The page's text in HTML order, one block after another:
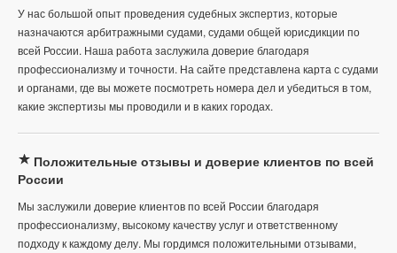
У нас большой опыт проведения судебных экспертиз, которые
назначаются арбитражными судами, судами общей юрисдикции по
всей России. Наша работа заслужила доверие благодаря
профессионализму и точности. На сайте представлена карта с судами
и органами, где вы можете посмотреть номера дел и убедиться в том,
какие экспертизы мы проводили и в каких городах.
Положительные отзывы и доверие клиентов по всей
России
Мы заслужили доверие клиентов по всей России благодаря
профессионализму, высокому качеству услуг и ответственному
подходу к каждому делу. Мы гордимся положительными отзывами,